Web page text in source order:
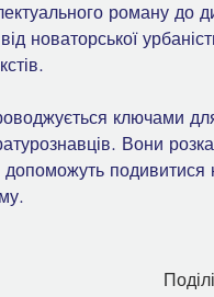
роману до
новаторської
ключами
Вони
допоможуть подивитися